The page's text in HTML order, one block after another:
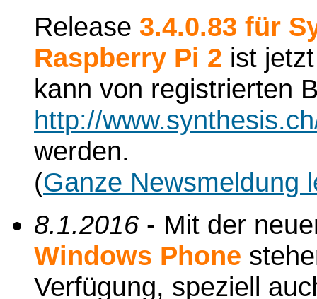
Release 3.4.0.83 für
Raspberry Pi 2 ist
kann von registrierten
http://
werden.
(Ganze Newsmeldung
8.1.2016 - Mit der
Windows Phone
Verfügung, speziell